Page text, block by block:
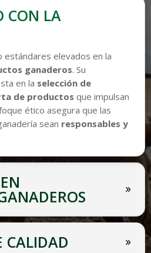
CON LA
estándares elevados en la
ganaderos. Su
en la selección de
de productos que impulsan
ético asegura que las
sean responsables y
CALIDAD